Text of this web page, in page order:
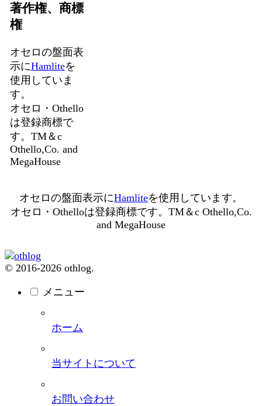
著作権、商標
権
オセロの盤面表
示にHamliteを
使用していま
す。
オセロ・Othello
は登録商標で
す。TM＆c
Othello,Co. and
MegaHouse
オセロの盤面表示にHamliteを使用しています。
オセロ・Othelloは登録商標です。TM＆c Othello,Co.
and MegaHouse
© 2016-2026 othlog.
メニュー
ホーム
当サイトについて
お問い合わせ